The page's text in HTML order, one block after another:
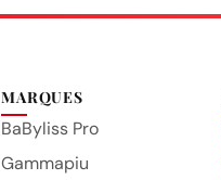
MARQUES
BaByliss Pro
Gammapiu